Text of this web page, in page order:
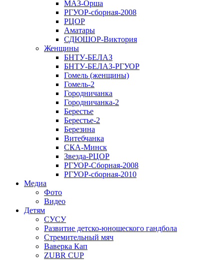
МАЗ-Орша
РГУОР-сборная-2008
РЦОР
Аматары
СДЮШОР-Виктория
Женщины
БНТУ-БЕЛАЗ
БНТУ-БЕЛАЗ-РГУОР
Гомель (женщины)
Гомель-2
Городничанка
Городничанка-2
Берестье
Берестье-2
Березина
Витебчанка
СКА-Минск
Звезда-РЦОР
РГУОР-Сборная-2008
РГУОР-сборная-2010
Медиа
Фото
Видео
Детям
СУСУ
Развитие детско-юношеского гандбола
Стремительный мяч
Ваверка Кап
ZUBR CUP